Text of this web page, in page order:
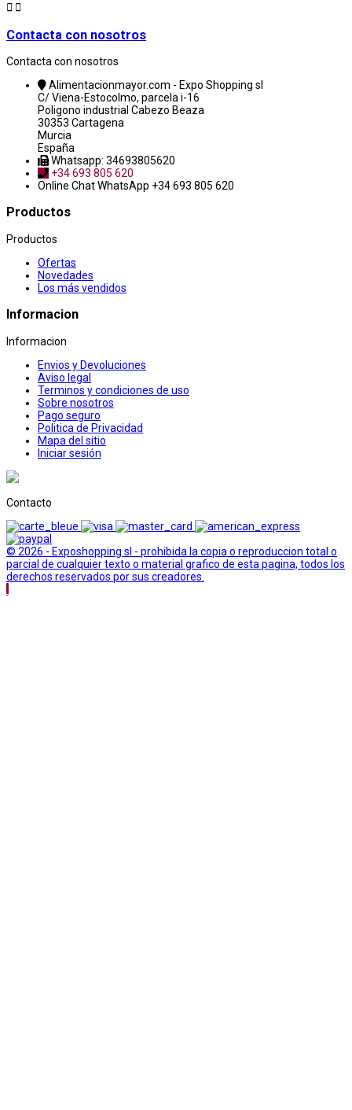
 
Contacta con nosotros
Contacta con nosotros
Alimentacionmayor.com - Expo Shopping sl
C/ Viena-Estocolmo, parcela i-16
Poligono industrial Cabezo Beaza
30353 Cartagena
Murcia
España
Whatsapp: 34693805620
+34 693 805 620
Online ChatWhatsApp +34 693 805 620
Productos
Productos
Ofertas
Novedades
Los más vendidos
Informacion
Informacion
Envios y Devoluciones
Aviso legal
Terminos y condiciones de uso
Sobre nosotros
Pago seguro
Politica de Privacidad
Mapa del sitio
Iniciar sesión
Contacto
© 2026 - Exposhopping sl - prohibida la copia o reproduccion total o
parcial de cualquier texto o material grafico de esta pagina, todos los
derechos reservados por sus creadores.